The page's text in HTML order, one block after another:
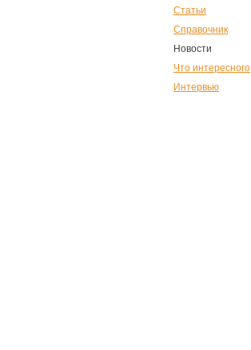
Статьи
Справочник
Новости
Что интересного
Интервью